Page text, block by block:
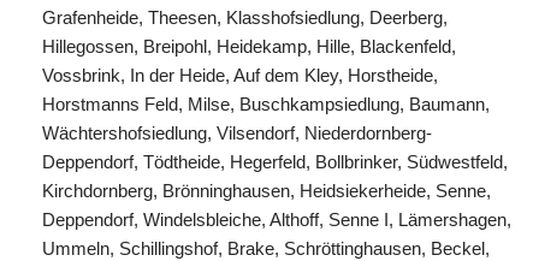
Grafenheide, Theesen, Klasshofsiedlung, Deerberg,
Hillegossen, Breipohl, Heidekamp, Hille, Blackenfeld,
Vossbrink, In der Heide, Auf dem Kley, Horstheide,
Horstmanns Feld, Milse, Buschkampsiedlung, Baumann,
Wächtershofsiedlung, Vilsendorf, Niederdornberg-
Deppendorf, Tödtheide, Hegerfeld, Bollbrinker, Südwestfeld,
Kirchdornberg, Brönninghausen, Heidsiekerheide, Senne,
Deppendorf, Windelsbleiche, Althoff, Senne I, Lämershagen,
Ummeln, Schillingshof, Brake, Schröttinghausen, Beckel,